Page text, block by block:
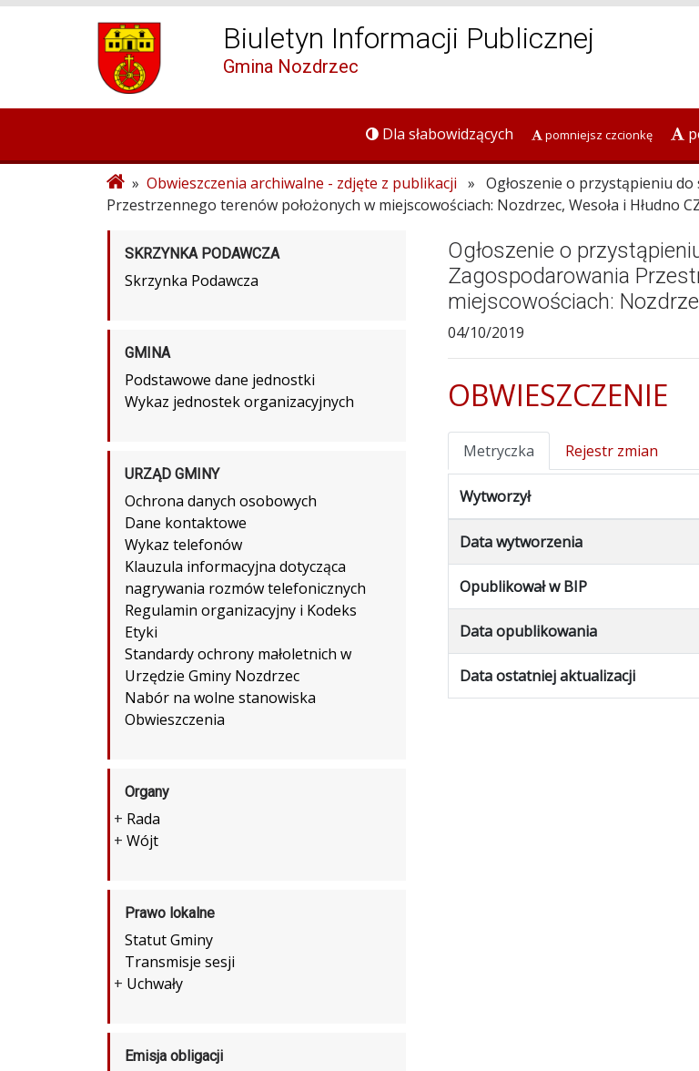
Biuletyn Informacji Publicznej
Gmina Nozdrzec
Dla słabowidzących pomniejsz czcionkę
» Obwieszczenia archiwalne - zdjęte z publikacji » Ogłoszenie o przystąpieniu
Przestrzennego terenów położonych w miejscowościach: Nozdrzec, Wesoła i Hłudno
SKRZYNKA PODAWCZA
Skrzynka Podawcza
GMINA
Podstawowe dane jednostki
Wykaz jednostek organizacyjnych
URZĄD GMINY
Ochrona danych osobowych
Dane kontaktowe
Wykaz telefonów
Klauzula informacyjna dotycząca
nagrywania rozmów telefonicznych
Regulamin organizacyjny i Kodeks
Etyki
Standardy ochrony małoletnich w
Urzędzie Gminy Nozdrzec
Nabór na wolne stanowiska
Obwieszczenia
Organy
+ Rada
+ Wójt
Prawo lokalne
Statut Gminy
Transmisje sesji
+ Uchwały
Emisja obligacji
Ogłoszenie o
Zagospodarowania
miejscowościach:
04/10/2019
OBWIESZCZENIE
Metryczka Rejestr zmian
Wytworzył
Data wytworzenia
Opublikował w BIP
Data opublikowania
Data ostatniej aktualizacji